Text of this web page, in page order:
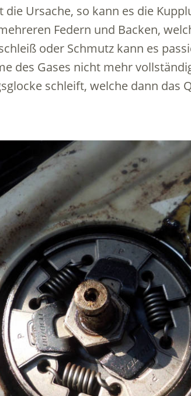
die Ursache, so kann es die
Federn und Backen,
oder Schmutz kann es
des Gases nicht mehr
schleift, welche dann das